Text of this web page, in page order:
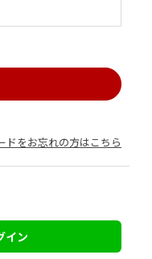
ドをお忘れの方はこちら
イン